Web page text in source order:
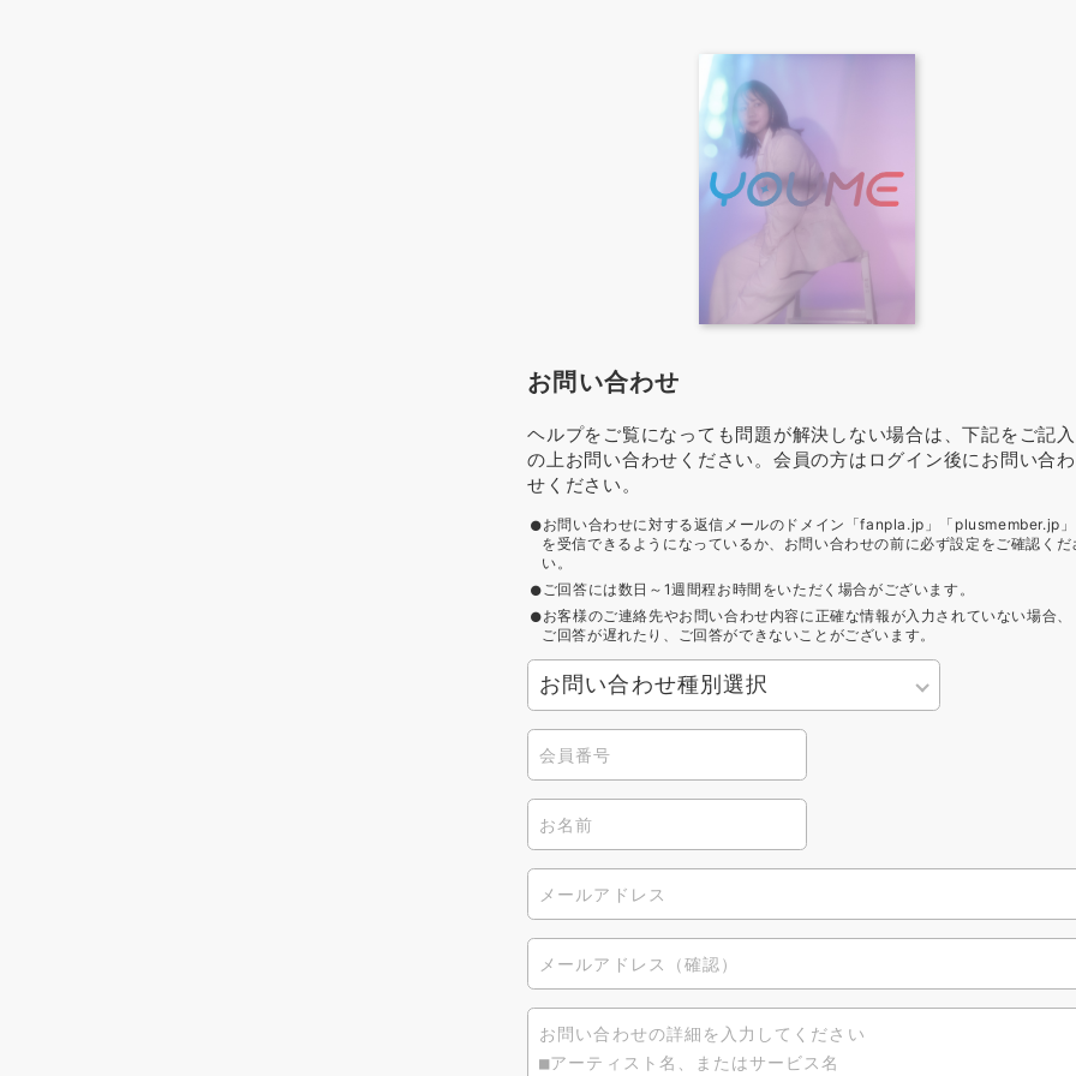
お問い合わせ
ヘルプをご覧になっても問題が解決しない場合は、下記をご記入
の上お問い合わせください。会員の方はログイン後にお問い合わ
せください。
お問い合わせに対する返信メールのドメイン「fanpla.jp」「plusmember.jp」
を受信できるようになっているか、お問い合わせの前に必ず設定をご確認くだ
い。
ご回答には数日～1週間程お時間をいただく場合がございます。
お客様のご連絡先やお問い合わせ内容に正確な情報が入力されていない場合、
ご回答が遅れたり、ご回答ができないことがございます。